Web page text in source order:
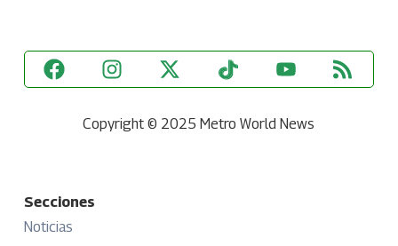
Copyright © 2025 Metro World News
Secciones
Noticias